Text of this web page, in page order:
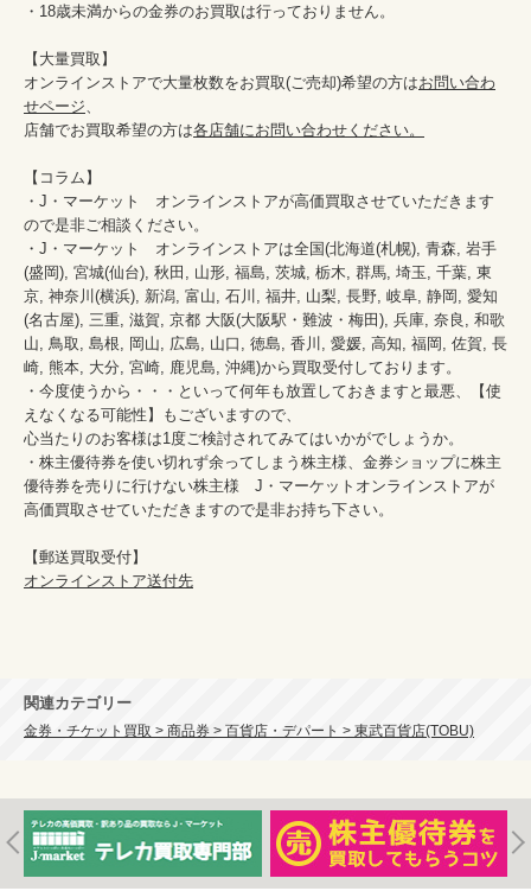
・18歳未満からの金券のお買取は行っておりません。
【大量買取】
オンラインストアで大量枚数をお買取(ご売却)希望の方はお問い合わ
せページ
店舗でお買取希望の方は各店舗にお問い合わせください。
【コラム】
・J・マーケット　オンラインストアが高価買取させていただきます
ので是非ご相談ください。
・J・マーケット　オンラインストアは全国(北海道(札幌), 青森, 岩手
(盛岡), 宮城(仙台), 秋田, 山形, 福島, 茨城, 栃木, 群馬, 埼玉, 千葉, 東
京, 神奈川(横浜), 新潟, 富山, 石川, 福井, 山梨, 長野, 岐阜, 静岡, 愛知
(名古屋), 三重, 滋賀, 京都 大阪(大阪駅・難波・梅田), 兵庫, 奈良, 和歌
山, 鳥取, 島根, 岡山, 広島, 山口, 徳島, 香川, 愛媛, 高知, 福岡, 佐賀, 長
崎, 熊本, 大分, 宮崎, 鹿児島, 沖縄)から買取受付しております。
・今度使うから・・・といって何年も放置しておきますと最悪、【使
えなくなる可能性】もございますので、
心当たりのお客様は1度ご検討されてみてはいかがでしょうか。
・株主優待券を使い切れず余ってしまう株主様、金券ショップに株主
優待券を売りに行けない株主様　J・マーケットオンラインストアが
高価買取させていただきますので是非お持ち下さい。
オンラインストア送付先
関連カテゴリー
金券・チケット買取 > 商品券 > 百貨店・デパート > 東武百貨店(TOBU)